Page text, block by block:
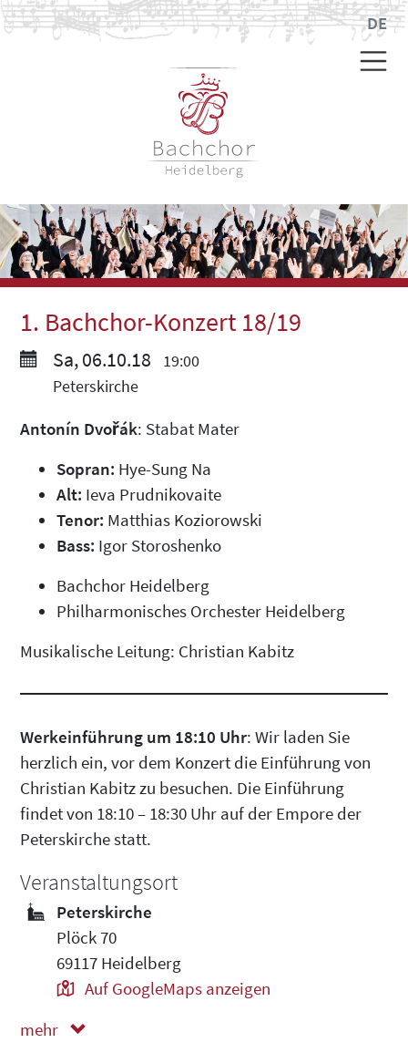
DE
1. Bachchor-Konzert 18/19
Sa, 06.10.18
19:00
Peterskirche
Antonín Dvořák: Stabat Mater
Sopran: Hye-Sung Na
Alt: Ieva Prudnikovaite
Tenor: Matthias Koziorowski
Bass: Igor Storoshenko
Bachchor Heidelberg
Philharmonisches Orchester Heidelberg
Musikalische Leitung: Christian Kabitz
Werkeinführung um 18:10 Uhr: Wir laden Sie
herzlich ein, vor dem Konzert die Einführung von
Christian Kabitz zu besuchen. Die Einführung
findet von 18:10 – 18:30 Uhr auf der Empore der
Peterskirche statt.
Veranstaltungsort
Peterskirche
Plöck 70
69117 Heidelberg
Auf GoogleMaps anzeigen
mehr